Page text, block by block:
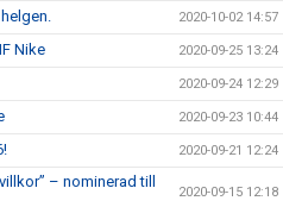
2020-10-02 14:57
Nike 2020-09-25 13:24
2020-09-24 12:29
2020-09-23 10:44
2020-09-21 12:24
– nominerad till
2020-09-15 12:18